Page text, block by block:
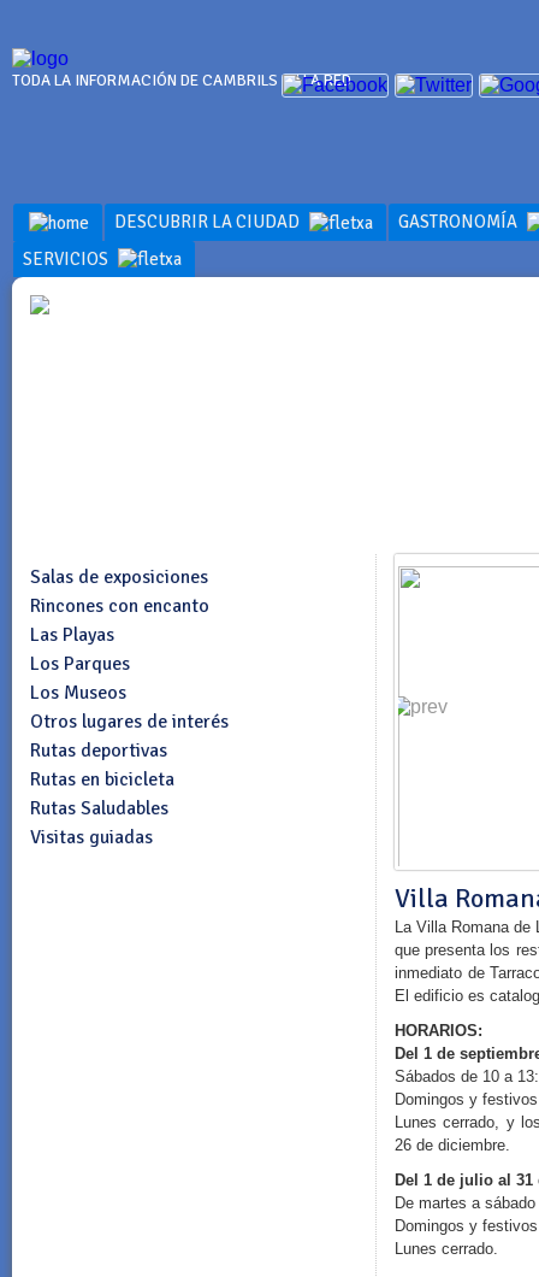
TODA LA INFORMACIÓN DE CAMBRILS EN LA RED
DESCUBRIR LA CIUDAD
GASTRONOMÍA
SERVICIOS
Salas de exposiciones
Rincones con encanto
Las Playas
Los Parques
Los Museos
Otros lugares de interés
Rutas deportivas
Rutas en bicicleta
Rutas Saludables
Visitas guiadas
Villa
La Villa Romana
que presenta los
inmediato de
El edificio es
HORARIOS:
Del 1 de
Sábados de 10 a
Domingos y
Lunes cerrado, y
26 de diciembre.
Del 1 de julio al 31
De martes a
Domingos y
Lunes cerrado.